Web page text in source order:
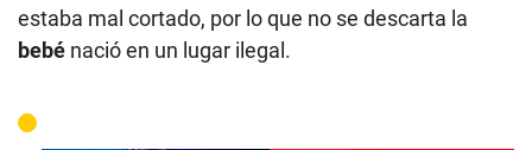
estaba mal cortado, por lo que no se descarta la
bebé nació en un lugar ilegal.